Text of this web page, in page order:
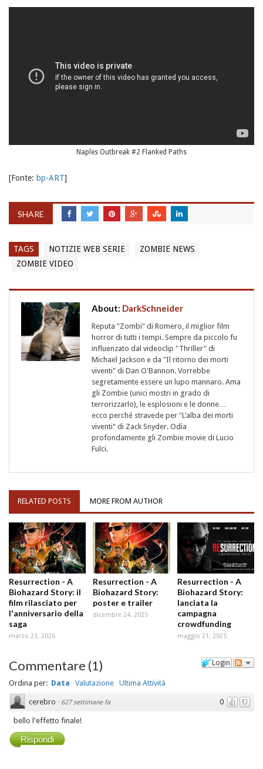
Naples Outbreak #2 Flanked Paths
[Fonte: bp-ART]
SHARE
TAGS NOTIZIE WEB SERIE
ZOMBIE NEWS
ZOMBIE VIDEO
About: DarkSchneider
Reputa "Zombi" di Romero, il miglior film
horror di tutti i tempi. Sempre da piccolo fu
influenzato dal videoclip "Thriller" di
Michael Jackson e da "Il ritorno dei morti
viventi" di Dan O'Bannon. Vorrebbe
segretamente essere un lupo mannaro. Ama
gli Zombie (unici mostri in grado di
terrorizzarlo), le esplosioni e le donne…
ecco perché stravede per "L’alba dei morti
viventi" di Zack Snyder. Odia
profondamente gli Zombie movie di Lucio
Fulci.
RELATED POSTS MORE FROM AUTHOR
Resurrection - A
Biohazard Story: il
film rilasciato per
l'anniversario della
saga
marzo 23, 2026
Resurrection - A
Biohazard Story:
poster e trailer
dicembre 24, 2025
Resurrection - A
Biohazard Story:
lanciata la
campagna
crowdfunding
maggio 21, 2025
Login
Commentare (1)
Ordina per: Data Valutazione Ultima Attività
0
cerebro · 627 settimane fa
bello l'effetto finale!
Rispondi